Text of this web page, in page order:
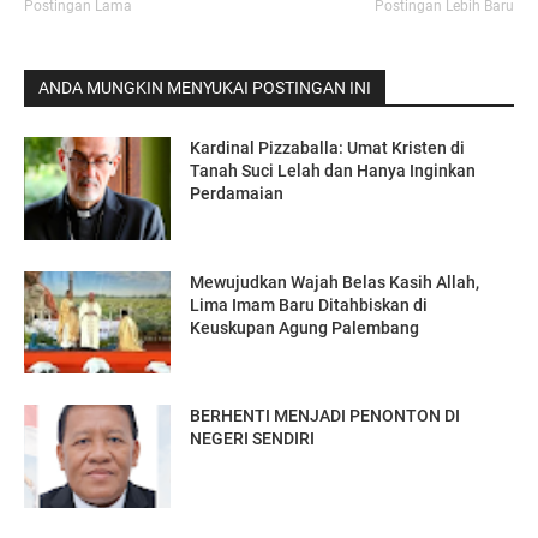
Postingan Lama Postingan Lebih Baru
ANDA MUNGKIN MENYUKAI POSTINGAN INI
Kardinal Pizzaballa: Umat Kristen di
Tanah Suci Lelah dan Hanya Inginkan
Perdamaian
Mewujudkan Wajah Belas Kasih Allah,
Lima Imam Baru Ditahbiskan di
Keuskupan Agung Palembang
BERHENTI MENJADI PENONTON DI
NEGERI SENDIRI